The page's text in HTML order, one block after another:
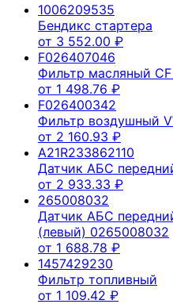
1006209535
Бендикс стартера
от 3 552.00 ₽
F026407046
Фильтр масляный
от 1 498.76 ₽
F026400342
Фильтр воздушный
от 2 160.93 ₽
A21R233862110
Датчик АБС
от 2 933.33 ₽
265008032
Датчик АБС
(левый) 0265008032
от 1 688.78 ₽
1457429230
Фильтр топливный
от 1 109.42 ₽